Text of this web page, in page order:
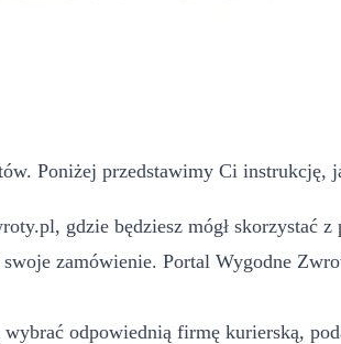
Poniżej przedstawimy Ci instrukcję,
gdzie będziesz mógł skorzystać
zamówienie. Portal Wygodne
odpowiednią firmę kurierską,